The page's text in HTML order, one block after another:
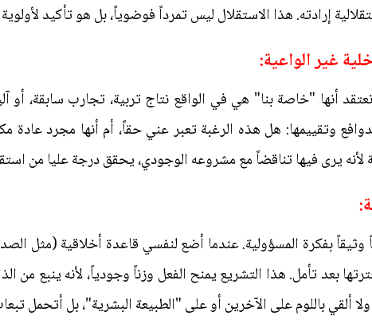
إرادته. هذا الاستقلال ليس تمرداً فوضوياً، بل هو تأكيد
غير الواعية:
أنها "خاصة بنا" هي في الواقع نتاج تربية، تجارب سابقة، أو
وتقييمها: هل هذه الرغبة تعبر عني حقاً، أم أنها مجرد
يرى فيها تناقضاً مع مشروعه الوجودي، يحقق درجة عليا من
وثيقاً بفكرة المسؤولية. عندما أضع لنفسي قاعدة أخلاقية (مثل
بعد تأمل. هذا التشريع يمنح الفعل وزناً وجودياً، لأنه ينبع
ألقي باللوم على الآخرين أو على "الطبيعة البشرية"، بل أتحمل